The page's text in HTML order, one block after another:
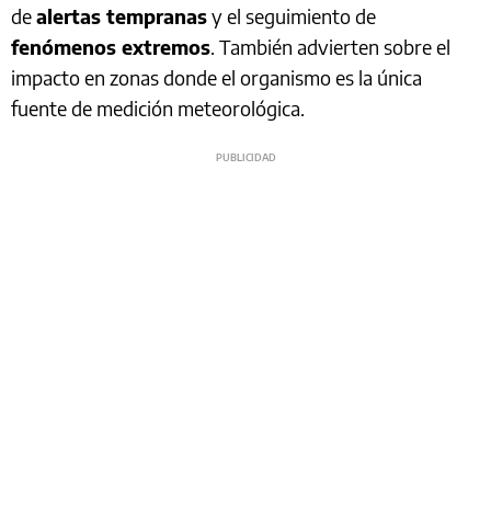
dealertas tempranasy el seguimiento de
fenómenos extremos. También advierten sobre el
impacto en zonas donde el organismo es la única
fuente de medición meteorológica.